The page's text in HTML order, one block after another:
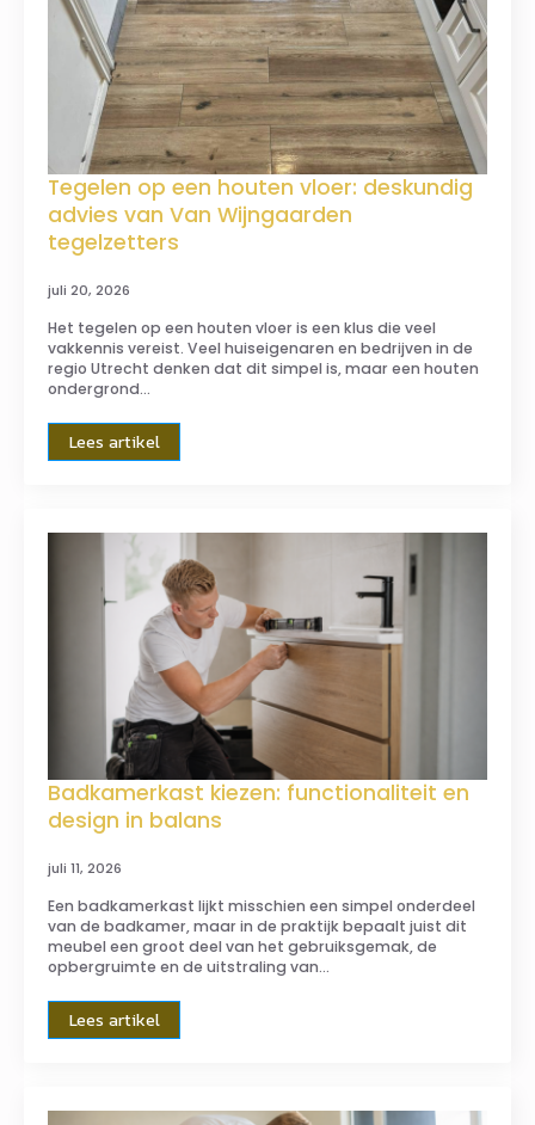
Tegelen op een houten vloer: deskundig
advies van Van Wijngaarden
tegelzetters
juli 20, 2026
Het tegelen op een houten vloer is een klus die veel
vakkennis vereist. Veel huiseigenaren en bedrijven in de
regio Utrecht denken dat dit simpel is, maar een houten
ondergrond…
Lees artikel
Badkamerkast kiezen: functionaliteit en
design in balans
juli 11, 2026
Een badkamerkast lijkt misschien een simpel onderdeel
van de badkamer, maar in de praktijk bepaalt juist dit
meubel een groot deel van het gebruiksgemak, de
opbergruimte en de uitstraling van…
Lees artikel